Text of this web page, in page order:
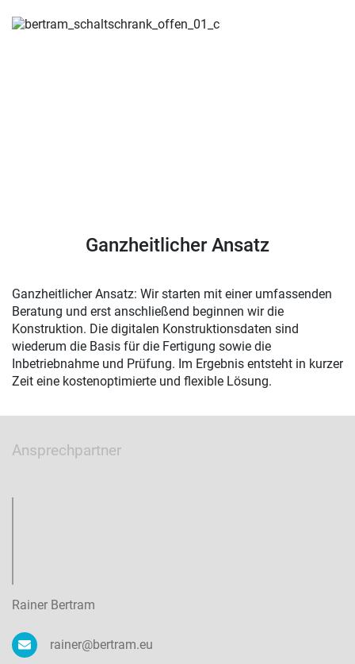
Ganzheitlicher Ansatz
Ganzheitlicher Ansatz: Wir starten mit einer umfassenden
Beratung und erst anschließend beginnen wir die
Konstruktion. Die digitalen Konstruktionsdaten sind
wiederum die Basis für die Fertigung sowie die
Inbetriebnahme und Prüfung. Im Ergebnis entsteht in kurzer
Zeit eine kostenoptimierte und flexible Lösung.
Ansprechpartner
Rainer Bertram
rainer@bertram.eu